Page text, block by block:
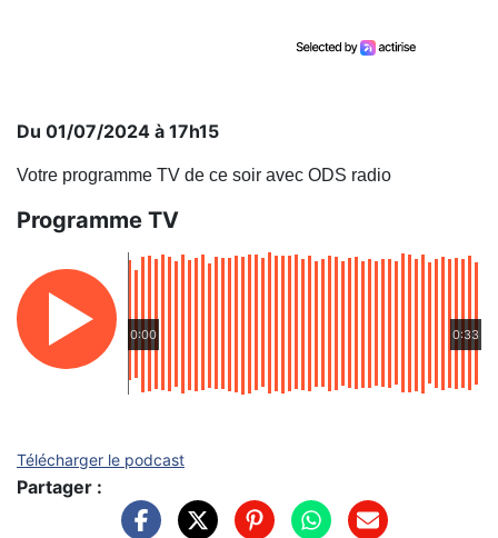
Du 01/07/2024 à 17h15
Votre programme TV de ce soir avec ODS radio
Programme TV
0:00 0:33
Télécharger le podcast
Partager :